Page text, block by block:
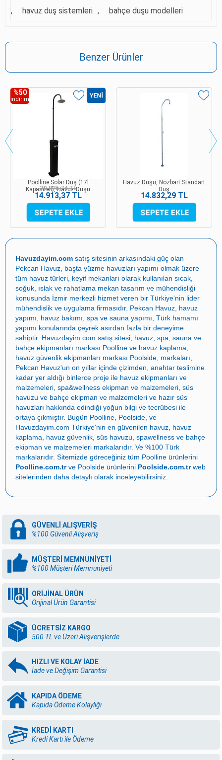
, havuz duş sistemleri , bahçe duşu modelleri
Benzer Ürünler
%50
indirim
Poolline Solar Duş (17l
Kapasiteli), Havuz Duşu
29.826,74 TL
14.913,37 TL
Havuz Duşu, Nozbart Standart
Duş
14.832,29 TL
Havuzdayim.com satış sitesinin arkasındaki güç olan
Pekcan Havuz, başta yüzme havuzları yapımı olmak üzere
tüm havuz türleri, keyif mekanları olarak kullanılan sıcak,
soğuk, ıslak ve rahatlama mekan tasarım ve mühendisliği
konusunda İzmir merkezli hizmet veren bir Türkiye'nin lider
mühendislik ve uygulama firmasıdır. Pekcan Havuz, havuz
yapımı, havuz bakımı, spa ve sauna yapımı, Türk hamamı
yapımı konularında çeyrek asırdan fazla bir deneyime
sahiptir. Havuzdayim.com satış sitesi, havuz, spa, sauna ve
bahçe ekipmanları markası Poolline ve havuz kaplama,
havuz güvenlik ekipmanları markası Poolside, markaları,
Pekcan Havuz'un on yıllar içinde çizimden, anahtar teslimine
kadar yer aldığı binlerce proje ile havuz ekipmanları ve
malzemeleri, spa&wellness ekipman ve malzemeleri, süs
havuzu ve bahçe ekipman ve malzemeleri ve hazır süs
havuzları hakkında edindiği yoğun bilgi ve tecrübesi ile
ortaya çıkmıştır. Bugün Poolline, Poolside, ve
Havuzdayim.com Türkiye'nin en güvenilen havuz, havuz
kaplama, havuz güvenlik, süs havuzu, spawellness ve bahçe
ekipman ve malzemeleri markalarıdır. Ve %100 Türk
markalarıdır. Sitemizde göreceğiniz tüm Poolline ürünlerini
Poolline.com.trve Poolside ürünlerini Poolside.com.trweb
sitelerinden daha detaylı olarak inceleyebilirsiniz.
GÜVENLİ ALIŞVERİŞ
%100 Güvenli Alışveriş
MÜŞTERİ MEMNUNİYETİ
%100 Müşteri Memnuniyeti
ORİJİNAL ÜRÜN
Orijinal Ürün Garantisi
ÜCRETSİZ KARGO
500 TL ve Üzeri Alışverişlerde
HIZLI VE KOLAY İADE
İade ve Değişim Garantisi
KAPIDA ÖDEME
Kapıda Ödeme Kolaylığı
KREDİ KARTI
Kredi Kartı ile Ödeme